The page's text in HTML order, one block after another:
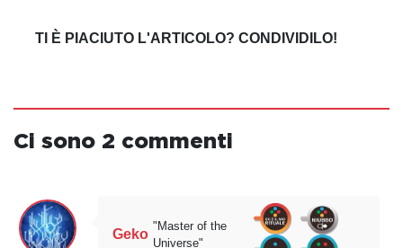
TI È PIACIUTO L'ARTICOLO? CONDIVIDILO!
Ci sono 2 commenti
Geko
"Master of the
Universe"